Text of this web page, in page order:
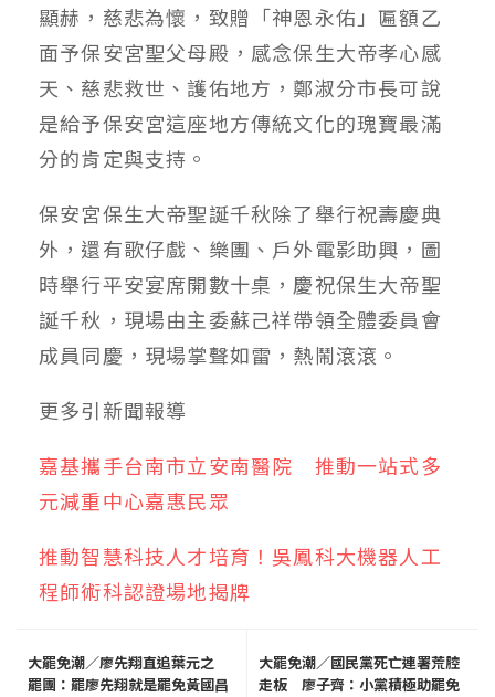
顯赫，慈悲為懷，致贈「神恩永佑」匾額乙
面予保安宮聖父母殿，感念保生大帝孝心感
天、慈悲救世、護佑地方，鄭淑分市長可說
是給予保安宮這座地方傳統文化的瑰寶最滿
分的肯定與支持。
保安宮保生大帝聖誕千秋除了舉行祝壽慶典
外，還有歌仔戲、樂團、戶外電影助興，圖
時舉行平安宴席開數十桌，慶祝保生大帝聖
誕千秋，現場由主委蘇己祥帶領全體委員會
成員同慶，現場掌聲如雷，熱鬧滾滾。
更多引新聞報導
嘉基攜手台南市立安南醫院 推動一站式多
元減重中心嘉惠民眾
推動智慧科技人才培育！吳鳳科大機器人工
程師術科認證場地揭牌
大罷免潮／廖先翔直追葉元之
罷團：罷廖先翔就是罷免黃國昌
大罷免潮／國民黨死亡連署荒腔
走板 廖子齊：小黨積極助罷免